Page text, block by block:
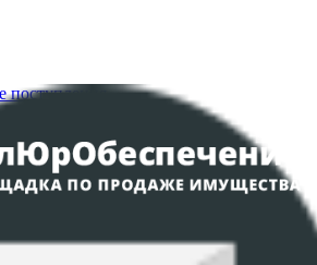
и проведения торгов
обработки персональных